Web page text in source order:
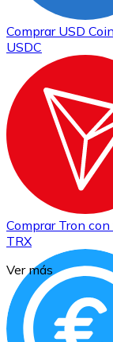
Comprar USD Coin
USDC
Comprar Tron con
TRX
Ver más